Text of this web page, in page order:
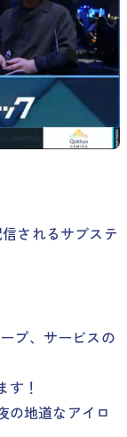
されるサブステ
プ、サービスの
す！
の地道なアイロ